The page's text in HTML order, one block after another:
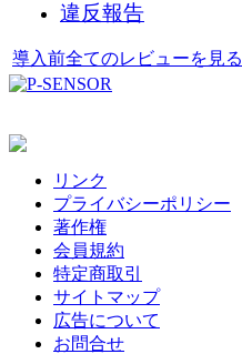
違反報告
導入前全てのレビューを見る
リンク
プライバシーポリシー
著作権
会員規約
特定商取引
サイトマップ
広告について
お問合せ